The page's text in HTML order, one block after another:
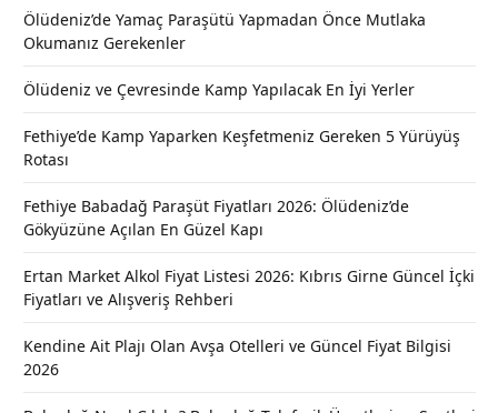
Ölüdeniz’de Yamaç Paraşütü Yapmadan Önce Mutlaka
Okumanız Gerekenler
Ölüdeniz ve Çevresinde Kamp Yapılacak En İyi Yerler
Fethiye’de Kamp Yaparken Keşfetmeniz Gereken 5 Yürüyüş
Rotası
Fethiye Babadağ Paraşüt Fiyatları 2026: Ölüdeniz’de
Gökyüzüne Açılan En Güzel Kapı
Ertan Market Alkol Fiyat Listesi 2026: Kıbrıs Girne Güncel İçki
Fiyatları ve Alışveriş Rehberi
Kendine Ait Plajı Olan Avşa Otelleri ve Güncel Fiyat Bilgisi
2026